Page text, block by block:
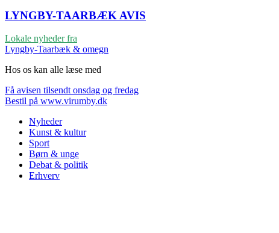
LYNGBY-TAARBÆK AVIS
Lokale nyheder fra
Lyngby-Taarbæk & omegn
Hos os kan alle læse med
Få avisen tilsendt onsdag og fredag
Bestil på www.virumby.dk
Nyheder
Kunst & kultur
Sport
Børn & unge
Debat & politik
Erhverv